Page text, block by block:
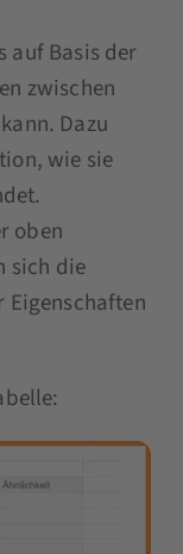
auf Basis der
zwischen
Dazu
wie sie
oben
sich die
Eigenschaften